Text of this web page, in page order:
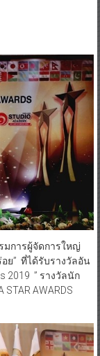
ย รับ
Asia
ารผู้จัดการใหญ่
ย” ที่ได้รับรางวัลอัน
STAR AWARDS